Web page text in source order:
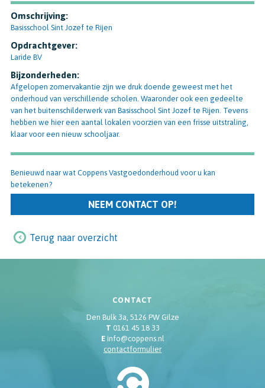
Omschrijving:
Basisschool Sint Jozef te Rijen
Opdrachtgever:
Laride BV
Bijzonderheden:
Afgelopen zomervakantie zijn we druk doende geweest met het
onderhoud van verschillende scholen. Waaronder ook een gedeelte
van het buitenschilderwerk van Basisschool Sint Jozef te Rijen. Tevens
hebben we hier een aantal lokalen voorzien van een frisse uitstraling,
klaar voor een nieuw schooljaar.
Benieuwd naar wat Coppens Vastgoedonderhoud voor u kan
betekenen?
NEEM CONTACT OP!
Terug naar overzicht
CONTACT
Den Bulk 3a, 5126 PW Gilze
T 0161 45 18 33
Einfo@coppens.nl
contactformulier